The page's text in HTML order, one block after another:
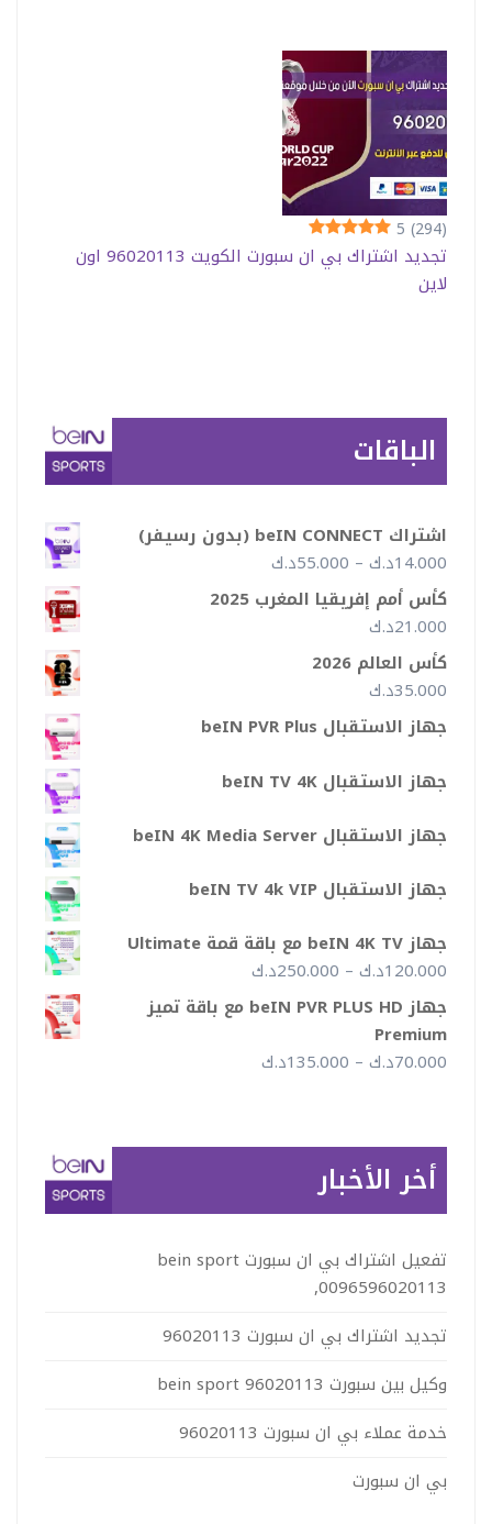
5 (294)
تجديد اشتراك بي ان سبورت الكويت 96020113 اون
لاين
الباقات
اشتراك beIN CONNECT (بدون رسيفر)
14.000د.ك –
55.000د.كنطاق
السعر:
من
كأس أمم إفريقيا المغرب 2025
21.000د.ك
كأس العالم 2026
35.000د.ك
جهاز الاستقبال beIN PVR Plus
جهاز الاستقبال beIN TV 4K
جهاز الاستقبال beIN 4K Media Server
جهاز الاستقبال beIN TV 4k VIP
جهاز beIN 4K TV مع باقة قمة Ultimate
120.000د.ك –
250.000د.كنطاق
السعر:
من
جهاز beIN PVR PLUS HD مع باقة تميز
Premium
70.000د.ك –
135.000د.كنطاق
أخر الأخبار
تفعيل اشتراك بي ان سبورت bein sport
,0096596020113
تجديد اشتراك بي ان سبورت 96020113
وكيل بين سبورت 96020113 bein sport
خدمة عملاء بي ان سبورت 96020113
بي ان سبورت